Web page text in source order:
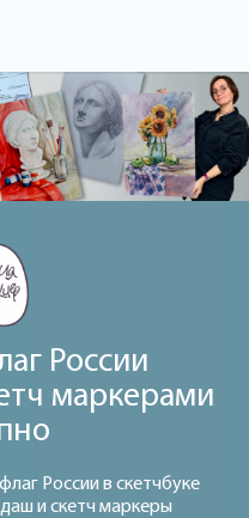
России
маркерами
России в скетчбуке
и скетч маркеры